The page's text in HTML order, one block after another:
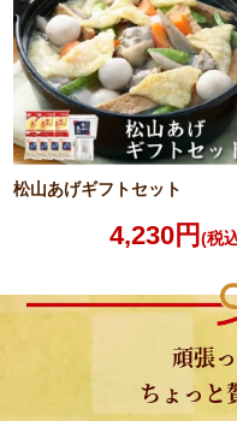
松山あげギフトセット
4,230円(税
頑張
ちょっと